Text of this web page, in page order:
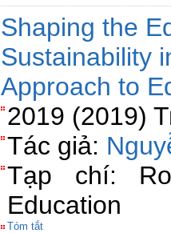
Shaping the
Sustainability
Approach to
2019 (2019)
Tác giả:
Tạp chí:
Education
Tóm tắt